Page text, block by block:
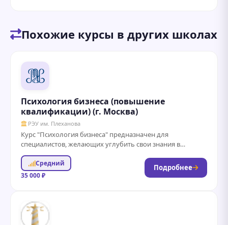
Похожие курсы в других школах
Психология бизнеса (повышение
квалификации) (г. Москва)
РЭУ им. Плеханова
Курс "Психология бизнеса" предназначен для
специалистов, желающих углубить свои знания в
области психологических аспектов управления и
развития бизнеса. В рамках...
Средний
35 000 ₽
Подробнее